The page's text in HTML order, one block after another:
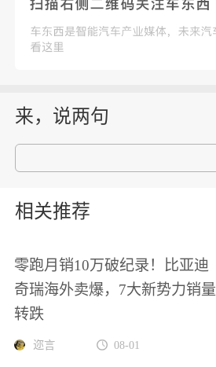
来，说两句
相关推荐
零跑月销10万破纪录！比亚迪
奇瑞海外卖爆，7大新势力销量
转跌
迩言 08-01